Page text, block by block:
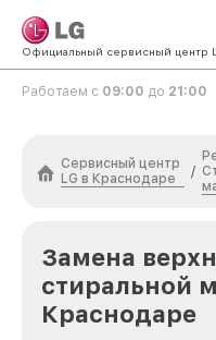
Официальный сервисный центр
Работаем с 09:00 до 21:00
Сервисный центр
LG в Краснодаре
/
Замена
стиральной
Краснодаре